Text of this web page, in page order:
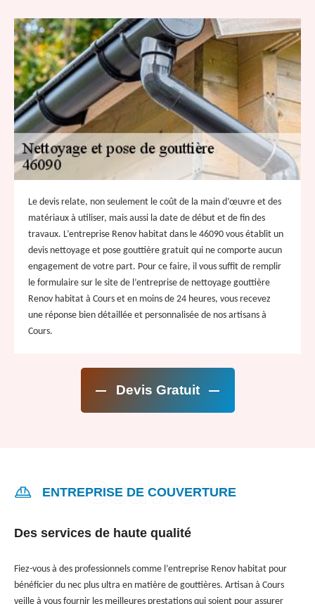
Le devis relate, non seulement le coût de la main d’œuvre et des
matériaux à utiliser, mais aussi la date de début et de fin des
travaux. L’entreprise Renov habitat dans le 46090 vous établit un
devis nettoyage et pose gouttière gratuit qui ne comporte aucun
engagement de votre part. Pour ce faire, il vous suffit de remplir
le formulaire sur le site de l’entreprise de nettoyage gouttière
Renov habitat à Cours et en moins de 24 heures, vous recevez
une réponse bien détaillée et personnalisée de nos artisans à
Cours.
Devis Gratuit
ENTREPRISE DE COUVERTURE
Des services de haute qualité
Fiez-vous à des professionnels comme l’entreprise Renov habitat pour
bénéficier du nec plus ultra en matière de gouttières. Artisan à Cours
veille à vous fournir les meilleures prestations qui soient pour assurer